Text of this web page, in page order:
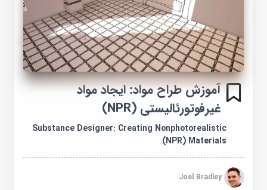
آموزش طراح مواد: ایجاد مواد
غیرفوتورئالیستی (NPR)
Substance Designer: Creating Nonphotorealistic
(NPR) Materials
Joel Bradley